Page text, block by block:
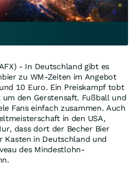
- In Deutschland gibt es
zu WM-Zeiten im Angebot
10 Euro. Ein Preiskampf tobt
den Gerstensaft. Fußball und
Fans einfach zusammen. Auch
in den USA,
dass dort der Becher Bier
Kasten in Deutschland und
des Mindestlohn-